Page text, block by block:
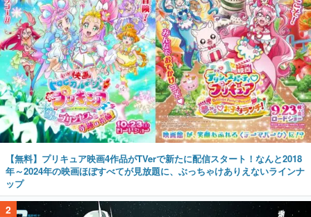
【無料】プリキュア映画4作品がTVerで新たに配信スタート！なんと2018
年～2024年の映画ほぼすべてが見放題に、ぶっちゃけありえないラインナ
ップ
2